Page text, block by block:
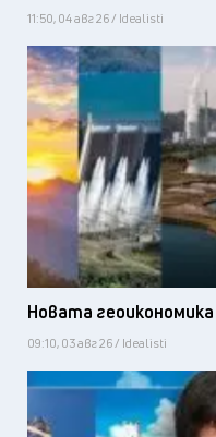
11:50, 04 авг 26 / Idealisti
Новата геоикономика
09:10, 03 авг 26 / Idealisti